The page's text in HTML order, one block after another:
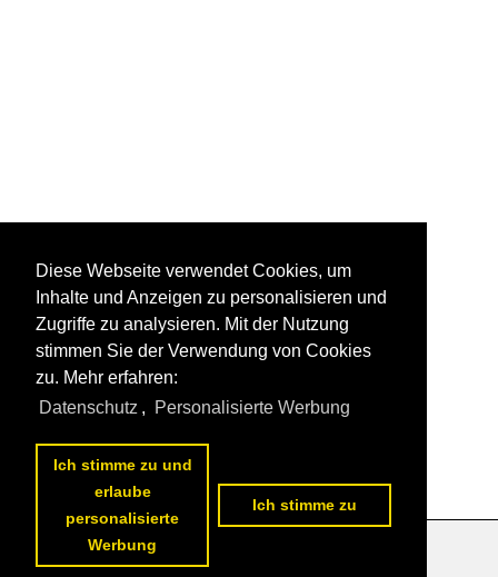
Datenschutzerklärung
Diese Webseite verwendet Cookies, um
Inhalte und Anzeigen zu personalisieren und
Zugriffe zu analysieren. Mit der Nutzung
stimmen Sie der Verwendung von Cookies
zu. Mehr erfahren:
Datenschutz , Personalisierte Werbung
Ich stimme zu und
erlaube
personalisierte
Werbung
Ich stimme zu